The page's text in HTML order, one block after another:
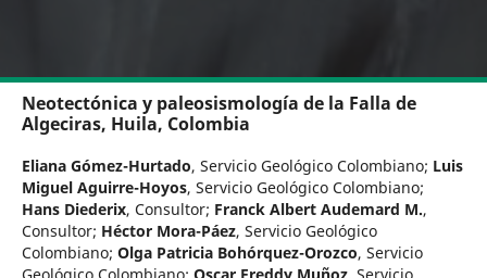
Neotectónica y paleosismología de la Falla de
Algeciras, Huila, Colombia
Eliana Gómez-Hurtado, Servicio Geológico Colombiano; Luis
Miguel Aguirre-Hoyos, Servicio Geológico Colombiano;
Hans Diederix, Consultor; Franck Albert Audemard M.,
Consultor; Héctor Mora-Páez, Servicio Geológico
Colombiano; Olga Patricia Bohórquez-Orozco, Servicio
Geológico Colombiano; Oscar Freddy Muñoz, Servicio